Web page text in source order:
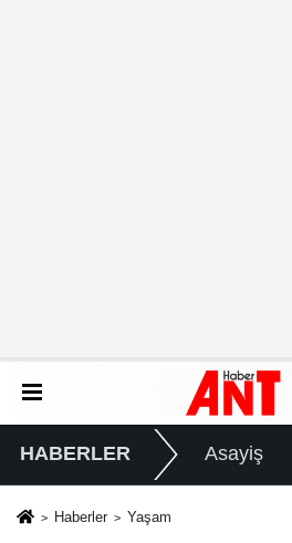
HABERLER Asayiş
Haberler Yaşam